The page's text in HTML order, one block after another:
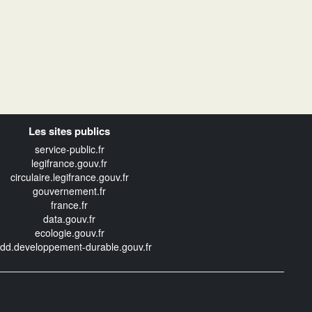
Les sites publics
service-public.fr
legifrance.gouv.fr
circulaire.legifrance.gouv.fr
gouvernement.fr
france.fr
data.gouv.fr
ecologie.gouv.fr
durable.gouv.fr